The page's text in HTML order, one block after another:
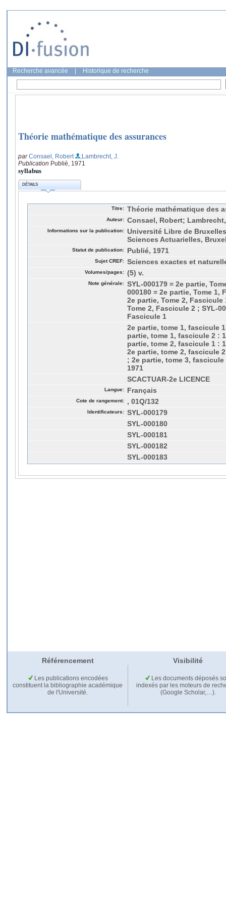
Recherche avancée Historique de recherche
Théorie mathématique des assurances
parConsael, Robert
;Lambrecht, J.
Publication Publié, 1971
syllabus
DÉTAILS
Titre: Théorie mathématique des
Auteur: Consael, Robert;
Informations sur la publication: Université Libre de
Sciences Actuarielles,
Statut de publication: Publié, 1971
Sujet CREF: Sciences exactes et
Volumes/pages: (5) v.
Note générale: SYL-000179 = 2e partie,
000180 = 2e partie, Tome 1,
2e partie, Tome 2, Fascicule
Tome 2, Fascicule 2 ; SYL-
Fascicule 1
2e partie, tome 1, fascicule
partie, tome 1, fascicule 2 :
partie, tome 2, fascicule 1 :
2e partie, tome 2, fascicule
; 2e partie, tome 3, fascicule
1971
SCACTUAR-2e LICENCE
Langue: Français
Cote de rangement: , 01Q/132
Identificateurs: SYL-000179
SYL-000180
SYL-000181
SYL-000182
SYL-000183
Référencement Visibilité
Les publications encodées
constituent la bibliographie académique
de l'Université.
Les documents déposés
indexés par les moteurs de
(Google Scholar,…).